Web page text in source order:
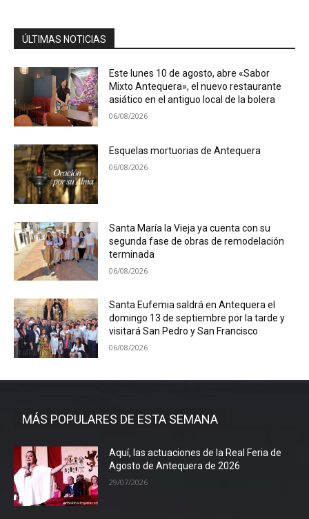
ÚLTIMAS NOTICIAS
Este lunes 10 de agosto, abre «Sabor
Mixto Antequera», el nuevo restaurante
asiático en el antiguo local de la bolera
06/08/2026
Esquelas mortuorias de Antequera
06/08/2026
Santa María la Vieja ya cuenta con su
segunda fase de obras de remodelación
terminada
06/08/2026
Santa Eufemia saldrá en Antequera el
domingo 13 de septiembre por la tarde y
visitará San Pedro y San Francisco
06/08/2026
MÁS POPULARES DE ESTA SEMANA
Aquí, las actuaciones de la Real Feria de
Agosto de Antequera de 2026
29/07/2026